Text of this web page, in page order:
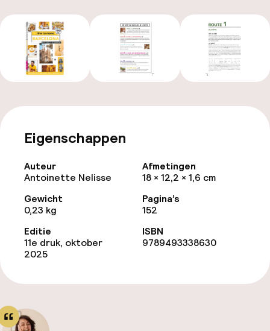
Alle foto’s
Eigenschappen
Auteur
Antoinette Nelisse
Afmetingen
18 × 12,2 × 1,6 cm
Gewicht
0,23 kg
Pagina’s
152
Editie
11e druk, oktober
2025
ISBN
9789493338630